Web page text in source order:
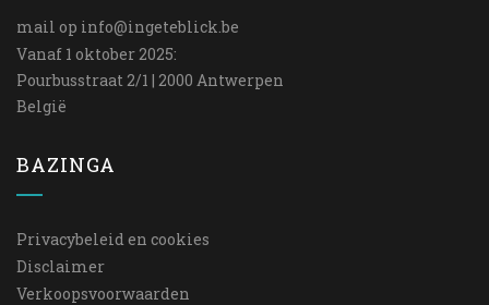
mail op info@ingeteblick.be
Vanaf 1 oktober 2025:
Pourbusstraat 2/1 | 2000 Antwerpen
België
BAZINGA
Privacybeleid en cookies
Disclaimer
Verkoopsvoorwaarden